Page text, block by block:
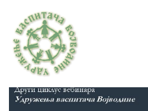
Skoči
na
sadržaj
Seminari